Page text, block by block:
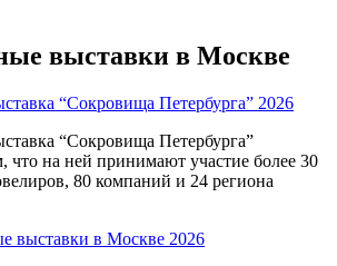
выставки в Москве
“Сокровища Петербурга” 2026
“Сокровища Петербурга”
что на ней принимают участие более 30
80 компаний и 24 региона
выставки в Москве 2026